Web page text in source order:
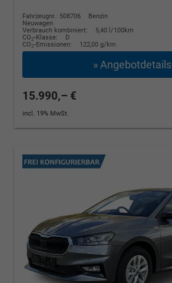
Fahrzeugnr.: 508706
Benzin
Neuwagen
Verbrauch kombiniert:
5,40 l/100km
CO2-Klasse:
D
CO2-Emissionen: 122,00 g/km
» Angebotdetails
15.990,– €
incl. 19% MwSt.